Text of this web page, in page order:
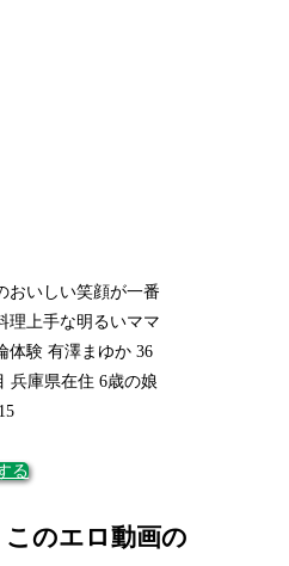
おいしい笑顔が一番
理上手な明るいママ
体験 有澤まゆか 36
兵庫県在住 6歳の娘
る
このエロ動画の